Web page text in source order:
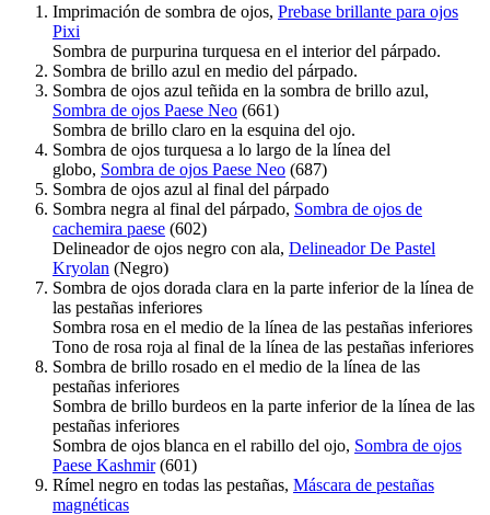
Imprimación de sombra de ojos, Prebase brillante para ojos
Pixi
Sombra de purpurina turquesa en el interior del párpado.
Sombra de brillo azul en medio del párpado.
Sombra de ojos azul teñida en la sombra de brillo azul,
Sombra de ojos Paese Neo (661)
Sombra de brillo claro en la esquina del ojo.
Sombra de ojos turquesa a lo largo de la línea del
globo, Sombra de ojos Paese Neo (687)
Sombra de ojos azul al final del párpado
Sombra negra al final del párpado, Sombra de ojos de
cachemira paese (602)
Delineador de ojos negro con ala, Delineador De Pastel
Kryolan (Negro)
Sombra de ojos dorada clara en la parte inferior de la línea de
las pestañas inferiores
Sombra rosa en el medio de la línea de las pestañas inferiores
Tono de rosa roja al final de la línea de las pestañas inferiores
Sombra de brillo rosado en el medio de la línea de las
pestañas inferiores
Sombra de brillo burdeos en la parte inferior de la línea de las
pestañas inferiores
Sombra de ojos blanca en el rabillo del ojo, Sombra de ojos
Paese Kashmir(601)
Rímel negro en todas las pestañas, Máscara de pestañas
magnéticas